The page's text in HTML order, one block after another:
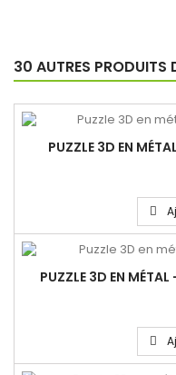
30 AUTRES PRODUITS
PUZZLE 3D EN
PUZZLE 3D EN